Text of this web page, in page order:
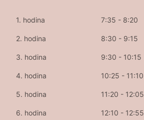
1. hodina 7:35 - 8:20
2. hodina 8:30 - 9:15
3. hodina 9:30 - 10:15
4. hodina 10:25 - 11:10
5. hodina 11:20 - 12:05
6. hodina 12:10 - 12:55